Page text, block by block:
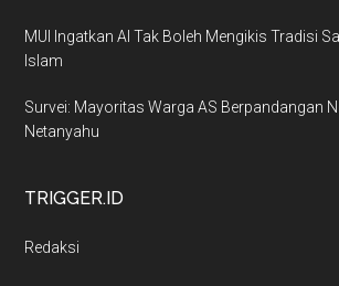
MUI Ingatkan AI Tak Boleh Mengikis Tradisi
Islam
Survei: Mayoritas Warga AS Berpandangan
Netanyahu
TRIGGER.ID
Redaksi